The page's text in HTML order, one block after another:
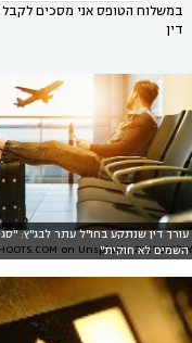
במשלוח הטופס אני מסכים
דין
עורך דין שנתקע בחו"ל עתר לבג"ץ:
השמים לא חוקית"
אילוסטרציה: JESHOOTS.COM on Unsplash